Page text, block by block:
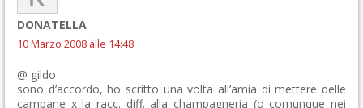
DONATELLA
10 Marzo 2008 alle 14:48
@ gildo
sono d’accordo, ho scritto una volta all’amia di mettere delle
campane x la racc. diff. alla champagneria (o comunque nei